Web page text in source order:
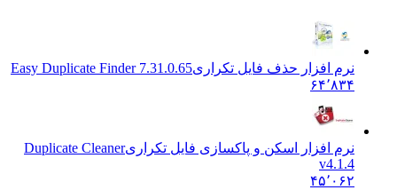
نرم افزار حذف فایل تکراریEasy Duplicate Finder 7.31.0.65
۶۴٬۸۳۴
نرم افزار اسکن و پاکسازی فایل تکراریDuplicate Cleaner
v4.1.4
۴۵٬۰۶۲